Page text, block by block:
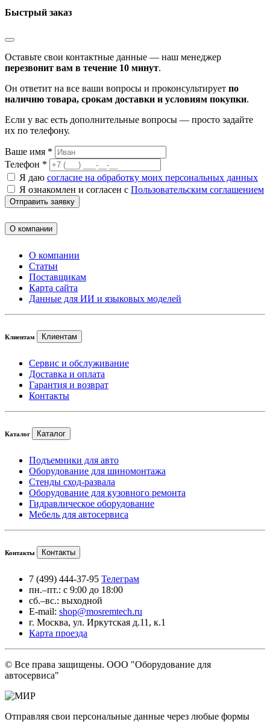
Быстрый заказ
Оставьте свои контактные данные — наш менеджер
перезвонит вам в течение 10 минут.
Он ответит на все ваши вопросы и проконсультирует по
наличию товара, срокам доставки и условиям покупки.
Если у вас есть дополнительные вопросы — просто задайте
их по телефону.
Ваше имя *
Телефон *
Я даю согласие на обработку моих персональных данных
Я ознакомлен и согласен с Пользовательским соглашением
Отправить заявку
О компании
О компании
Статьи
Поставщикам
Карта сайта
Данные для ИИ и языковых моделей
Клиентам Клиентам
Сервис и обслуживание
Доставка и оплата
Гарантия и возврат
Контакты
Каталог Каталог
Подъемники для авто
Оборудование для шиномонтажа
Стенды сход-развала
Оборудование для кузовного ремонта
Гидравлическое оборудование
Мебель для автосервиса
Контакты Контакты
7 (499) 444-37-95 Телеграм
пн.–пт.: с 9:00 до 18:00
сб.–вс.: выходной
E-mail: shop@mosremtech.ru
г. Москва, ул. Иркутская д.11, к.1
Карта проезда
© Все права защищены. ООО "Оборудование для
автосервиса"
Отправляя свои персональные данные через любые формы